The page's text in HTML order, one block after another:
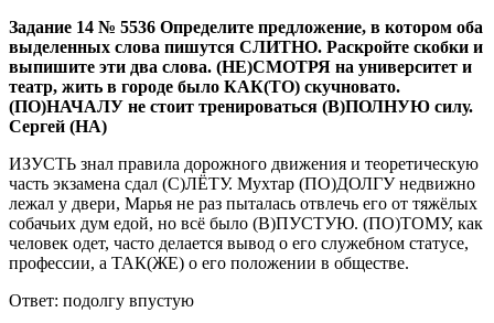
Задание 14 № 5536 Определите предложение, в котором оба
выделенных слова пишутся СЛИТНО. Раскройте скобки и
выпишите эти два слова. (НЕ)СМОТРЯ на университет и
театр, жить в городе было КАК(ТО) скучновато.
(ПО)НАЧАЛУ не стоит тренироваться (В)ПОЛНУЮ силу.
Сергей (НА)
ИЗУСТЬ знал правила дорожного движения и теоретическую
часть экзамена сдал (С)ЛЁТУ. Мухтар (ПО)ДОЛГУ недвижно
лежал у двери, Марья не раз пыталась отвлечь его от тяжёлых
собачьих дум едой, но всё было (В)ПУСТУЮ. (ПО)ТОМУ, как
человек одет, часто делается вывод о его служебном статусе,
профессии, а ТАК(ЖЕ) о его положении в обществе.
Ответ: подолгу впустую